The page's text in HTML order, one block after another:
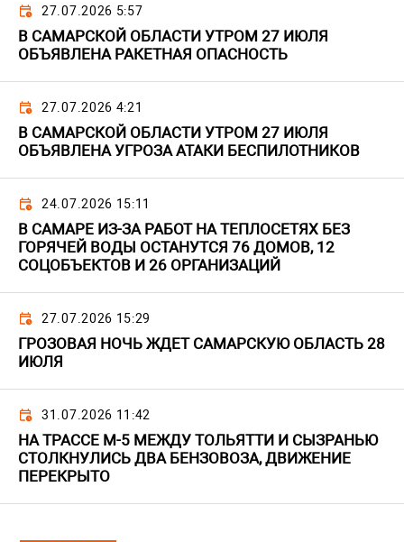
27.07.2026 5:57
В САМАРСКОЙ ОБЛАСТИ УТРОМ 27 ИЮЛЯ
ОБЪЯВЛЕНА РАКЕТНАЯ ОПАСНОСТЬ
27.07.2026 4:21
В САМАРСКОЙ ОБЛАСТИ УТРОМ 27 ИЮЛЯ
ОБЪЯВЛЕНА УГРОЗА АТАКИ БЕСПИЛОТНИКОВ
24.07.2026 15:11
В САМАРЕ ИЗ-ЗА РАБОТ НА ТЕПЛОСЕТЯХ БЕЗ
ГОРЯЧЕЙ ВОДЫ ОСТАНУТСЯ 76 ДОМОВ, 12
СОЦОБЪЕКТОВ И 26 ОРГАНИЗАЦИЙ
27.07.2026 15:29
ГРОЗОВАЯ НОЧЬ ЖДЕТ САМАРСКУЮ ОБЛАСТЬ 28
ИЮЛЯ
31.07.2026 11:42
НА ТРАССЕ М-5 МЕЖДУ ТОЛЬЯТТИ И СЫЗРАНЬЮ
СТОЛКНУЛИСЬ ДВА БЕНЗОВОЗА, ДВИЖЕНИЕ
ПЕРЕКРЫТО